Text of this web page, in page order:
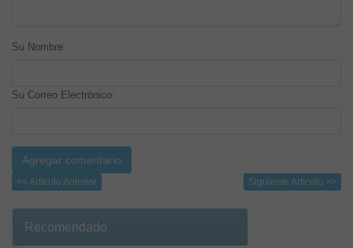
Su Nombre:
Su Correo Electrónico:
<< Artículo Anterior Siguiente Artículo >>
Recomendado